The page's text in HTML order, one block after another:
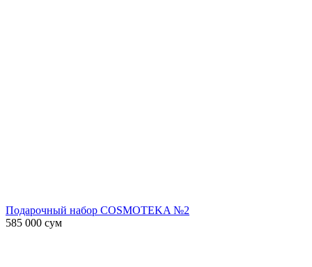
Подарочный набор COSMOTEKA №2
585 000 сум